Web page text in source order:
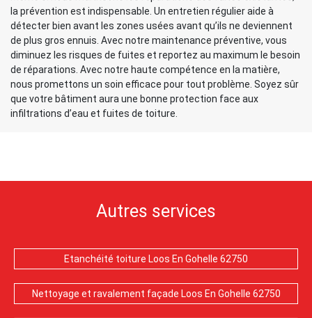
la prévention est indispensable. Un entretien régulier aide à
détecter bien avant les zones usées avant qu’ils ne deviennent
de plus gros ennuis. Avec notre maintenance préventive, vous
diminuez les risques de fuites et reportez au maximum le besoin
de réparations. Avec notre haute compétence en la matière,
nous promettons un soin efficace pour tout problème. Soyez sûr
que votre bâtiment aura une bonne protection face aux
infiltrations d’eau et fuites de toiture.
Autres services
Etanchéité toiture Loos En Gohelle 62750
Nettoyage et ravalement façade Loos En Gohelle 62750